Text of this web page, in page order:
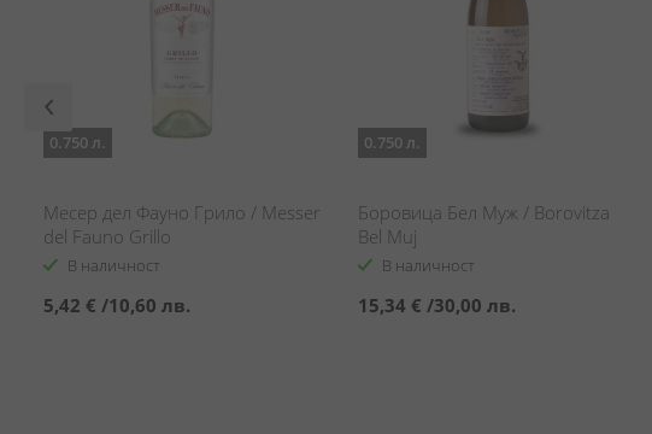
0.750 л.
Месер дел Фауно Грило / Messer
del Fauno Grillo
В наличност
5,42 € /10,60 лв.
0.750 л.
Боровица Бел Муж / Borovitza
Bel Muj
В наличност
15,34 € /30,00 лв.